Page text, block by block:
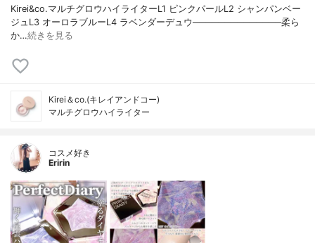
Kirei&co.マルチグロウハイライターL1 ピンクパールL2 シャンパンベー
ジュL3 オーロラブルーL4 ラベンダーデュウ──────────────柔ら
か…続きを見る
Kirei＆co.(キレイアンドコー)
マルチグロウハイライター
コスメ好き
Eririn